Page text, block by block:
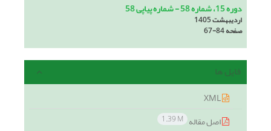
دوره 15، شماره 58 - شماره پیاپی 58
اردیبهشت 1405
صفحه67-84
فایل ها
اصل مقاله 1.39 M